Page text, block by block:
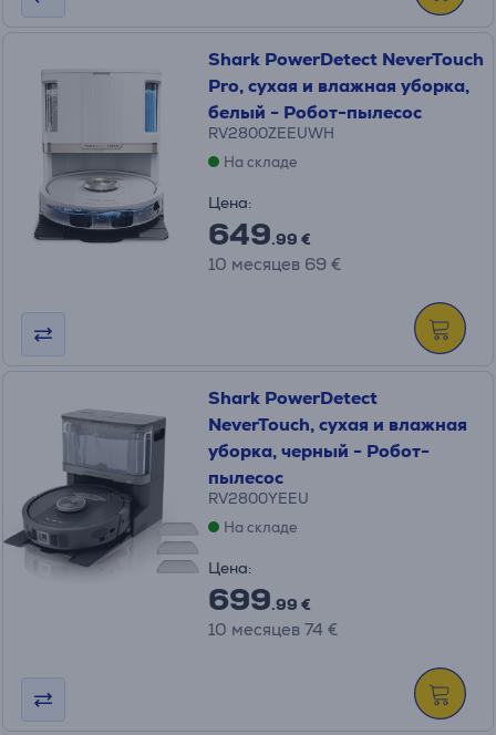
Shark PowerDetect NeverTouch
Pro, сухая и влажная уборка,
белый - Робот-пылесос
RV2800ZEEUWH
На складе
Цена:
649.99 €
10 месяцев 69 €
Shark PowerDetect
NeverTouch, сухая и влажная
уборка, черный - Робот-
пылесос
RV2800YEEU
На складе
Цена:
699.99 €
10 месяцев 74 €